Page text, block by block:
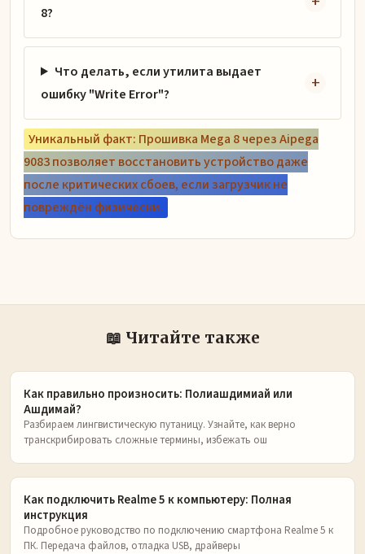
8?
Что делать, если утилита выдает
ошибку "Write Error"?
Уникальный факт: Прошивка Mega 8 через Aipega
9083 позволяет восстановить устройство даже
после критических сбоев, если загрузчик не
повреждён физически.
📖 Читайте также
Как правильно произносить: Полиашдимиай или
Ашдимай?
Разбираем лингвистическую путаницу. Узнайте, как верно
транскрибировать сложные термины, избежать ош
Как подключить Realme 5 к компьютеру: Полная
инструкция
Подробное руководство по подключению смартфона Realme 5 к
ПК. Передача файлов, отладка USB, драйверы